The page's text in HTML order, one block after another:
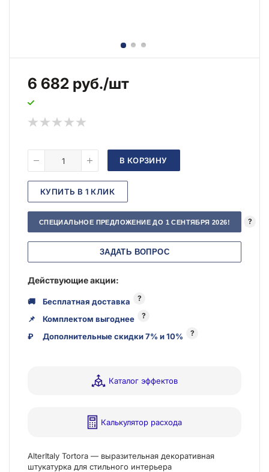
6 682 руб./шт
В КОРЗИНУ
КУПИТЬ В 1 КЛИК
СПЕЦИАЛЬНОЕ ПРЕДЛОЖЕНИЕ ДО 1 СЕНТЯБРЯ 2026! ?
ЗАДАТЬ ВОПРОС
Действующие акции:
🚚 Бесплатная доставка ?
📌 Комплектом выгоднее ?
₽ Дополнительные скидки 7% и 10% ?
Каталог эффектов
Калькулятор расхода
AlterItaly Tortora — выразительная декоративная
штукатурка для стильного интерьера